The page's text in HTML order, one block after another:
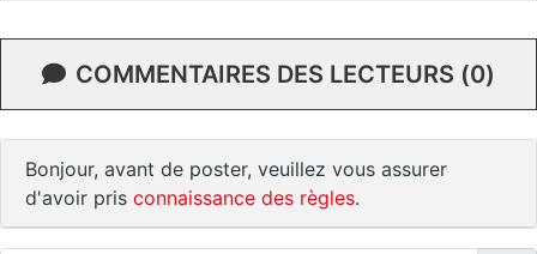
COMMENTAIRES DES LECTEURS (0)
Bonjour, avant de poster, veuillez vous assurer
d'avoir pris connaissance des règles.